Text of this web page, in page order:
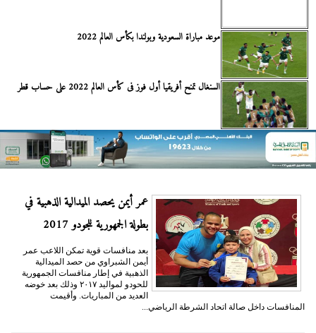
موعد مباراة السعودية وبولندا بكأس العالم 2022
السنغال تمنح أفريقيا أول فوز فى كأس العالم 2022 على حساب قطر
عمر أيمن يحصد الميدالية الذهبية في
بطولة الجمهورية للجودو 2017
بعد منافسات قوية تمكن اللاعب عمر
أيمن الشبراوي من حصد الميدالية
الذهبية في إطار منافسات الجمهورية
للحودو لمواليد ٢٠١٧ وذلك بعد خوضه
العديد من المباريات. وأقيمت
المنافسات داخل صالة اتحاد الشرطة الرياضي...